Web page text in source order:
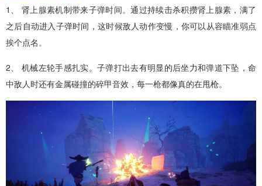
1、 肾上腺素机制带来子弹时间。通过持续击杀积攒肾上腺素，满了
之后自动进入子弹时间，这时候敌人动作变慢，你可以从容瞄准弱点
挨个点名。
2、 机械左轮手感扎实。子弹打出去有明显的后坐力和弹道下坠，命
中敌人时还有金属碰撞的碎甲音效，每一枪都像真的在甩枪。